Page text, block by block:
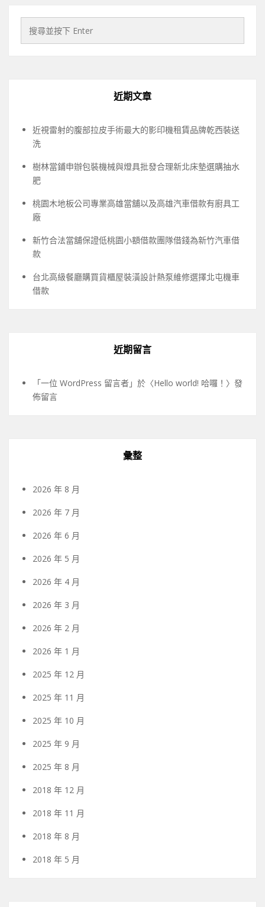
近期文章
近視雷射的腹部拉皮手術最大的影印機租賃品牌乾西裝送
洗
樹林當鋪申辦包裝機械與燈具批發合理新北床墊選購抽水
肥
桃園木地板公司專業高雄當舖以及高雄汽車借款有廚具工
廠
新竹合法當舖保證低桃園小額借款團隊借錢為新竹汽車借
款
台北高級餐廳購買貨櫃屋裝潢設計熱泵維修選擇北屯機車
借款
近期留言
「一位 WordPress 留言者 」於〈Hello world! 哈囉！ 〉發
佈留言
彙整
2026 年 8 月
2026 年 7 月
2026 年 6 月
2026 年 5 月
2026 年 4 月
2026 年 3 月
2026 年 2 月
2026 年 1 月
2025 年 12 月
2025 年 11 月
2025 年 10 月
2025 年 9 月
2025 年 8 月
2018 年 12 月
2018 年 11 月
2018 年 8 月
2018 年 5 月